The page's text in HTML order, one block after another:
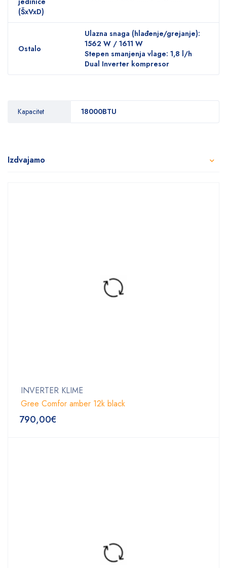
(ŠxVxD)
Ostalo
Ulazna snaga (hlađenje/grejanje):
1562 W / 1611 W
Stepen smanjenja vlage: 1,8 l/h
Dual Inverter kompresor
Kapacitet 18000BTU
Izdvajamo
INVERTER KLIME
Gree Comfor amber 12k black
790,00€